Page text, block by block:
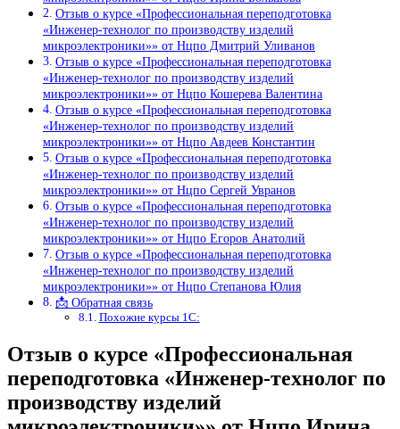
Отзыв о курсе «Профессиональная переподготовка
«Инженер-технолог по производству изделий
микроэлектроники»» от Нцпо Дмитрий Уливанов
Отзыв о курсе «Профессиональная переподготовка
«Инженер-технолог по производству изделий
микроэлектроники»» от Нцпо Кошерева Валентина
Отзыв о курсе «Профессиональная переподготовка
«Инженер-технолог по производству изделий
микроэлектроники»» от Нцпо Авдеев Константин
Отзыв о курсе «Профессиональная переподготовка
«Инженер-технолог по производству изделий
микроэлектроники»» от Нцпо Сергей Увранов
Отзыв о курсе «Профессиональная переподготовка
«Инженер-технолог по производству изделий
микроэлектроники»» от Нцпо Егоров Анатолий
Отзыв о курсе «Профессиональная переподготовка
«Инженер-технолог по производству изделий
микроэлектроники»» от Нцпо Степанова Юлия
📩 Обратная связь
Похожие курсы 1С:
Отзыв о курсе «Профессиональная
переподготовка «Инженер-технолог по
производству изделий